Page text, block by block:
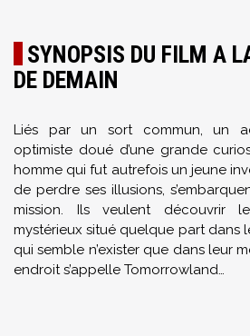
SYNOPSIS DU FILM A
DE DEMAIN
Liés par un sort commun, un
optimiste doué d’une grande
homme qui fut autrefois un jeune
de perdre ses illusions,
mission. Ils veulent découvrir
mystérieux situé quelque part dans
qui semble n’exister que dans leur
endroit s’appelle Tomorrowland…